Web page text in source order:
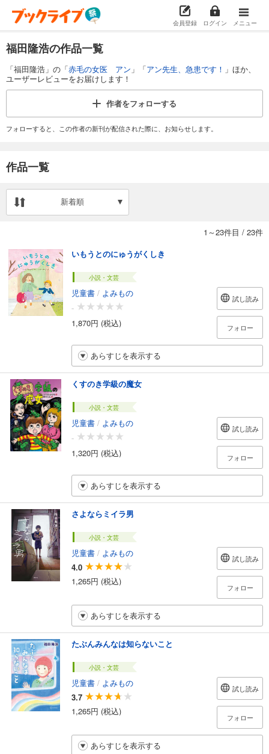
会員登録 ログイン メニュー
福田隆浩の作品一覧
「福田隆浩」の「赤毛の女医 アン 」「アン先生、急患です！ 」ほか、
ユーザーレビューをお届けします！
作者をフォローする
フォローすると、この作者の新刊が配信された際に、お知らせします。
作品一覧
新着順
1～23件目 / 23件
いもうとのにゅうがくしき
小説・文芸
児童書 / よみもの
-
1,870円 (税込)
試し読み
フォロー
あらすじを表示する
くすのき学級の魔女
小説・文芸
児童書 / よみもの
-
1,320円 (税込)
試し読み
フォロー
あらすじを表示する
さよならミイラ男
小説・文芸
児童書 / よみもの
4.0
1,265円 (税込)
試し読み
フォロー
あらすじを表示する
たぶんみんなは知らないこと
小説・文芸
児童書 / よみもの
3.7
1,265円 (税込)
試し読み
フォロー
あらすじを表示する